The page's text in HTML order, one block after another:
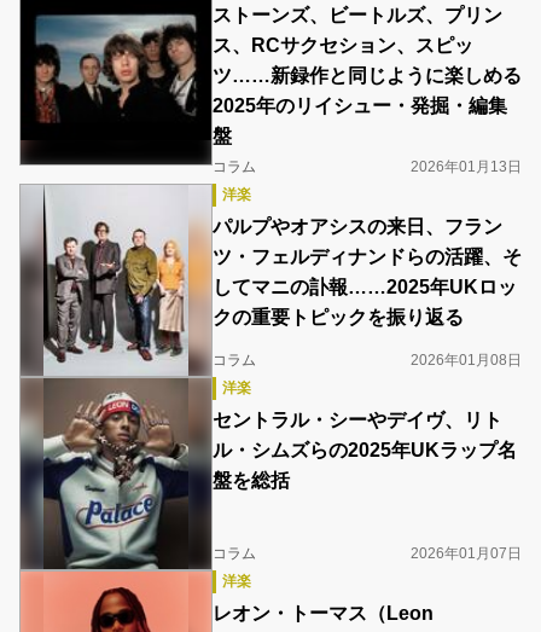
ストーンズ、ビートルズ、プリン
ス、RCサクセション、スピッ
ツ……新録作と同じように楽しめる
2025年のリイシュー・発掘・編集
盤
コラム
2026年01月13日
洋楽
パルプやオアシスの来日、フラン
ツ・フェルディナンドらの活躍、そ
してマニの訃報……2025年UKロッ
クの重要トピックを振り返る
コラム
2026年01月08日
洋楽
セントラル・シーやデイヴ、リト
ル・シムズらの2025年UKラップ名
盤を総括
コラム
2026年01月07日
洋楽
レオン・トーマス（Leon